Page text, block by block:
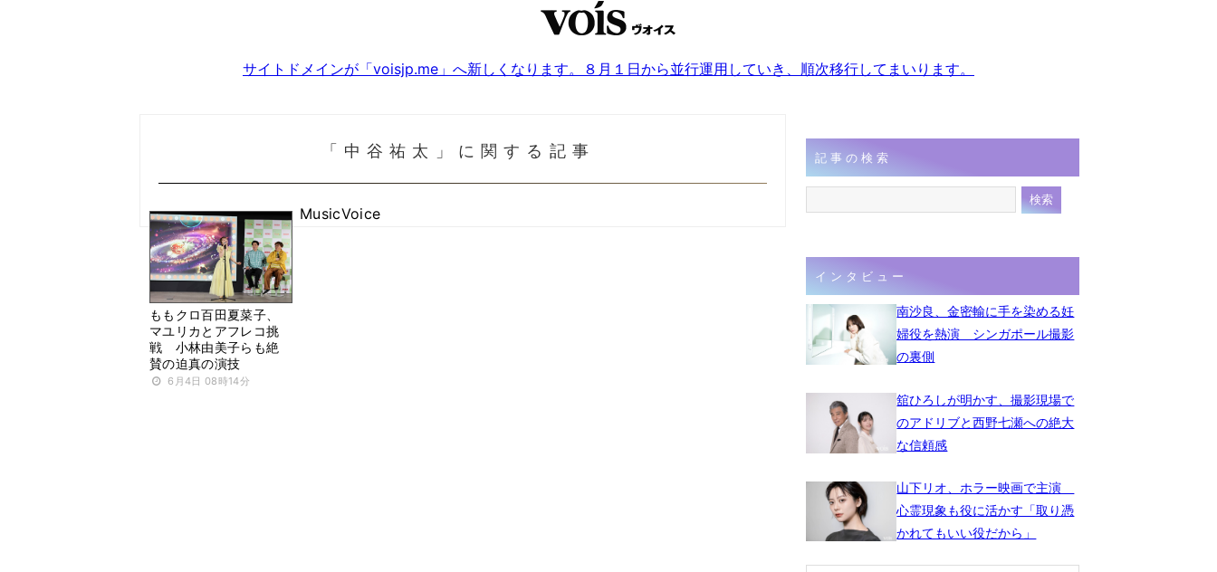
サイトドメインが「voisjp.me」へ新しくなります。８月１日から並行運用していき、順次移行してまいります。
「中谷祐太」に関する記事
ももクロ百田夏菜子、
マユリカとアフレコ挑
戦 小林由美子らも絶
賛の迫真の演技
6月4日 08時14分
MusicVoice
記事の検索
インタビュー
南沙良、金密輸に手を染める妊
婦役を熱演 シンガポール撮影
の裏側
舘ひろしが明かす、撮影現場で
のアドリブと西野七瀬への絶大
な信頼感
山下リオ、ホラー映画で主演
心霊現象も役に活かす「取り憑
かれてもいい役だから」